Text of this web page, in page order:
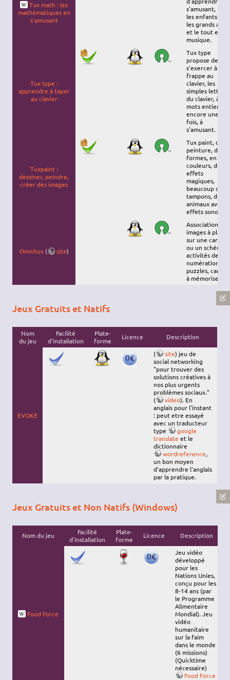
Tux math : les
mathématiques en
s'amusant
s'amusant,
les enfants et
les grands
et le tout en
musique.
Tux type :
apprendre à taper
au clavier
Tux type
propose de
s'exercer à la
frappe au
clavier, les
simples lettres
du clavier, à
mots entiers,
encore une
fois, à
s'amusant.
Tuxpaint :
dessiner, peindre,
créer des images
Tux paint, de la
peinture, des
formes, en
couleurs, des
effets
magiques,
beaucoup de
tampons, des
animaux avec
effets sonore.
Omnitux( site)
Associations,
images à placer
sur une carte
ou un schéma,
activités de
numération,
puzzles, cartes
à mémoriser…
Jeux Gratuits et Natifs
Nom
du jeu
Facilité
d'installation
Plate-
forme
Licence Description
EVOKE
( site) jeu de
social networking
"pour trouver des
solutions créatives à
nos plus urgents
problèmes sociaux."
(
video). En
anglais pour l'instant
: peut etre essayé
avec un traducteur
type
google
translate et le
dictionnaire
wordreference,
un bon moyen
d'apprendre l'anglais
par la pratique.
Jeux Gratuits et Non Natifs (Windows)
Nom du jeu
Facilité
d'installation
Plate-
forme
Licence Description
Food Force
Jeu vidéo
développé
pour les
Nations Unies,
conçu pour les
8-14 ans (par
le Programme
Alimentaire
Mondial). Jeu
vidéo
humanitaire
sur la faim
dans le monde
(6 missions)
(Quicktime
nécessaire)
Food Force